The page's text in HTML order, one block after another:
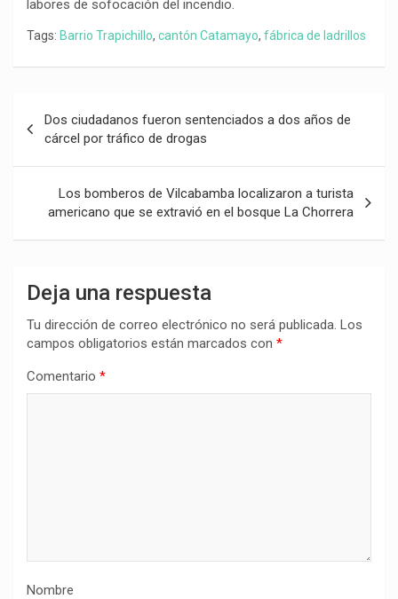
labores de sofocación del incendio.
Tags: Barrio Trapichillo, cantón Catamayo, fábrica de ladrillos
de
entradas
Dos ciudadanos fueron sentenciados a dos años de
cárcel por tráfico de drogas
Los bomberos de Vilcabamba localizaron a turista
americano que se extravió en el bosque La Chorrera
Deja una respuesta
Tu dirección de correo electrónico no será publicada. Los
campos obligatorios están marcados con *
Comentario *
Nombre